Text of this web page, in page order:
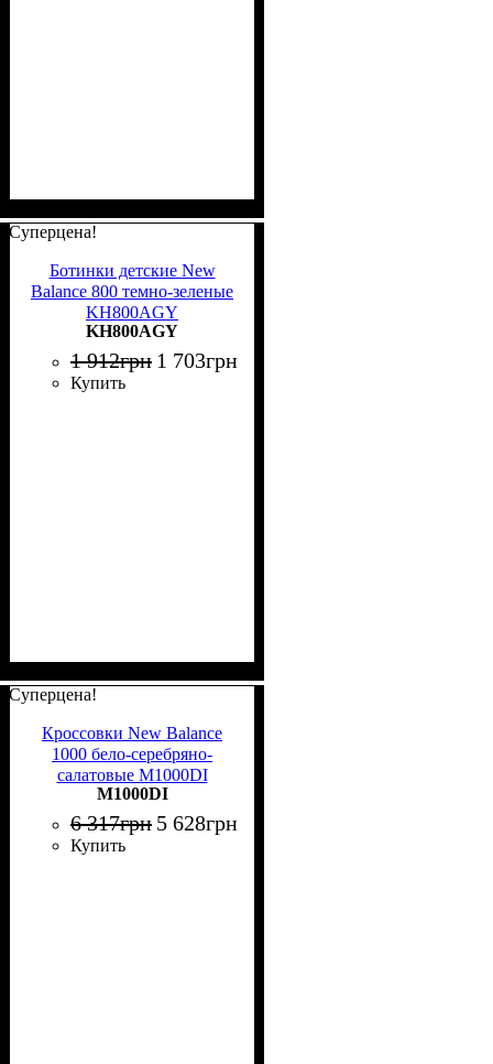
Суперцена!
Ботинки детские New
Balance 800 темно-зеленые
KH800AGY
KH800AGY
1 912грн 1 703грн
Купить
Суперцена!
Кроссовки New Balance
1000 бело-серебряно-
салатовые M1000DI
M1000DI
6 317грн 5 628грн
Купить